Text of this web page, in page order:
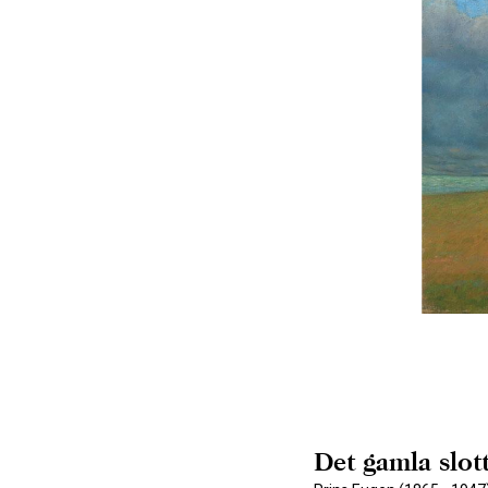
Det gamla